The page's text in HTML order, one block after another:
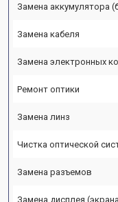
Замена аккумулятора
Замена кабеля
Замена электронных
Ремонт оптики
Замена линз
Чистка оптической
Замена разъемов
Замена дисплея